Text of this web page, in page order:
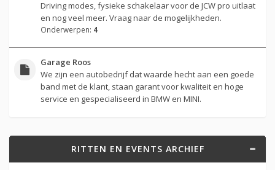
Driving modes, fysieke schakelaar voor de JCW pro uitlaat
en nog veel meer. Vraag naar de mogelijkheden.
Onderwerpen: 4
Garage Roos
We zijn een autobedrijf dat waarde hecht aan een goede
band met de klant, staan garant voor kwaliteit en hoge
service en gespecialiseerd in BMW en MINI.
RITTEN EN EVENTS ARCHIEF